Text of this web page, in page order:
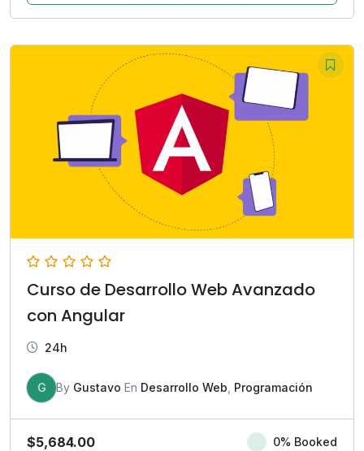
Curso de Desarrollo Web Avanzado
con Angular
24h
G By Gustavo En Desarrollo Web Programación
$5,684.00 0% Booked